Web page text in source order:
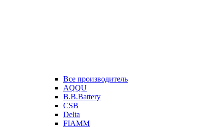
Все производитель
AQQU
B.B.Battery
CSB
Delta
FIAMM